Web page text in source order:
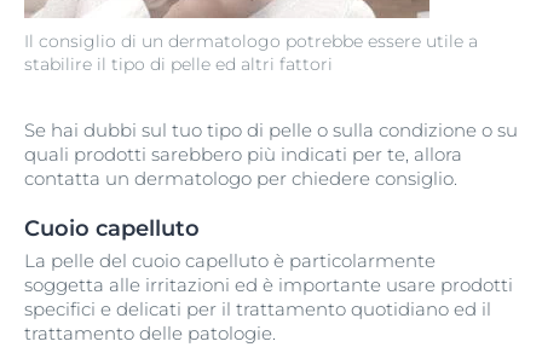
Il consiglio di un dermatologo potrebbe essere utile a
stabilire il tipo di pelle ed altri fattori
Se hai dubbi sul tuo tipo di pelle o sulla condizione o su
quali prodotti sarebbero più indicati per te, allora
contatta un dermatologo per chiedere consiglio.
Cuoio capelluto
La pelle del cuoio capelluto è particolarmente
soggetta alle irritazioni ed è importante usare prodotti
specifici e delicati per il trattamento quotidiano ed il
trattamento delle patologie.